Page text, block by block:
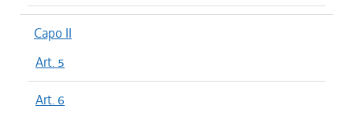
Capo II
Art. 5
Art. 6